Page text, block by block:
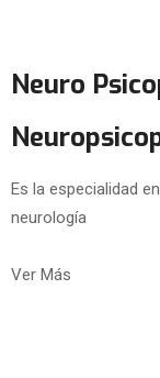
Neuro
Es la especialidad
neurología
Ver Más